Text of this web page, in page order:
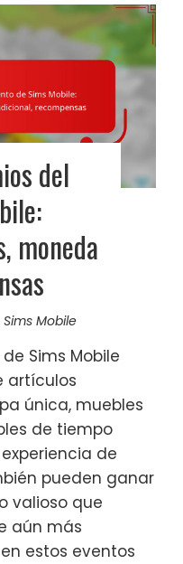
del
moneda
Mobile
Sims Mobile
artículos
única, muebles
de tiempo
de
pueden ganar
valioso que
aún más
estos eventos